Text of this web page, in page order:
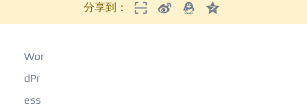
分享到：
Wor
dPr
ess